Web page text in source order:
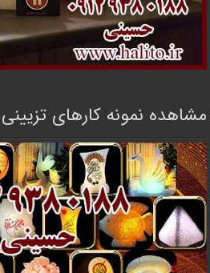
مشاهده نمونه کارهای